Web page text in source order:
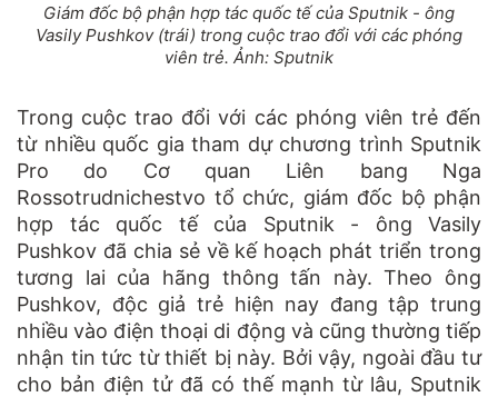
Giám đốc bộ phận hợp tác quốc tế của Sputnik - ông
Vasily Pushkov (trái) trong cuộc trao đổi với các phóng
viên trẻ. Ảnh: Sputnik
Trong cuộc trao đổi với các phóng viên trẻ đến
từ nhiều quốc gia tham dự chương trình Sputnik
Pro do Cơ quan Liên bang Nga
Rossotrudnichestvo tổ chức, giám đốc bộ phận
hợp tác quốc tế của Sputnik - ông Vasily
Pushkov đã chia sẻ về kế hoạch phát triển trong
tương lai của hãng thông tấn này. Theo ông
Pushkov, độc giả trẻ hiện nay đang tập trung
nhiều vào điện thoại di động và cũng thường tiếp
nhận tin tức từ thiết bị này. Bởi vậy, ngoài đầu tư
cho bản điện tử đã có thế mạnh từ lâu, Sputnik